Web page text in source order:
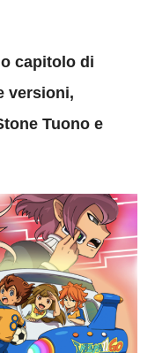
capitolo di
versioni,
Tuono e